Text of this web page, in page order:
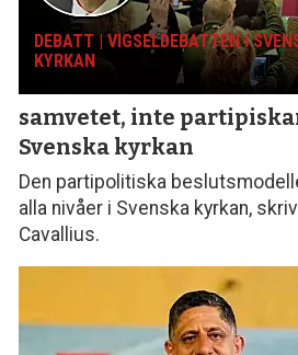
DEBATT | VIGSELDEBATTEN I
KYRKAN
samvetet, inte
Svenska kyrkan
Den partipolitiska
alla nivåer i Svenska kyrkan,
Cavallius.